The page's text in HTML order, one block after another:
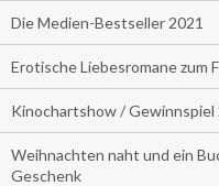
Die Medien-Bestseller 2021
Erotische Liebesromane zum
Kinochartshow / Gewinnspiel
Weihnachten naht und ein
Geschenk